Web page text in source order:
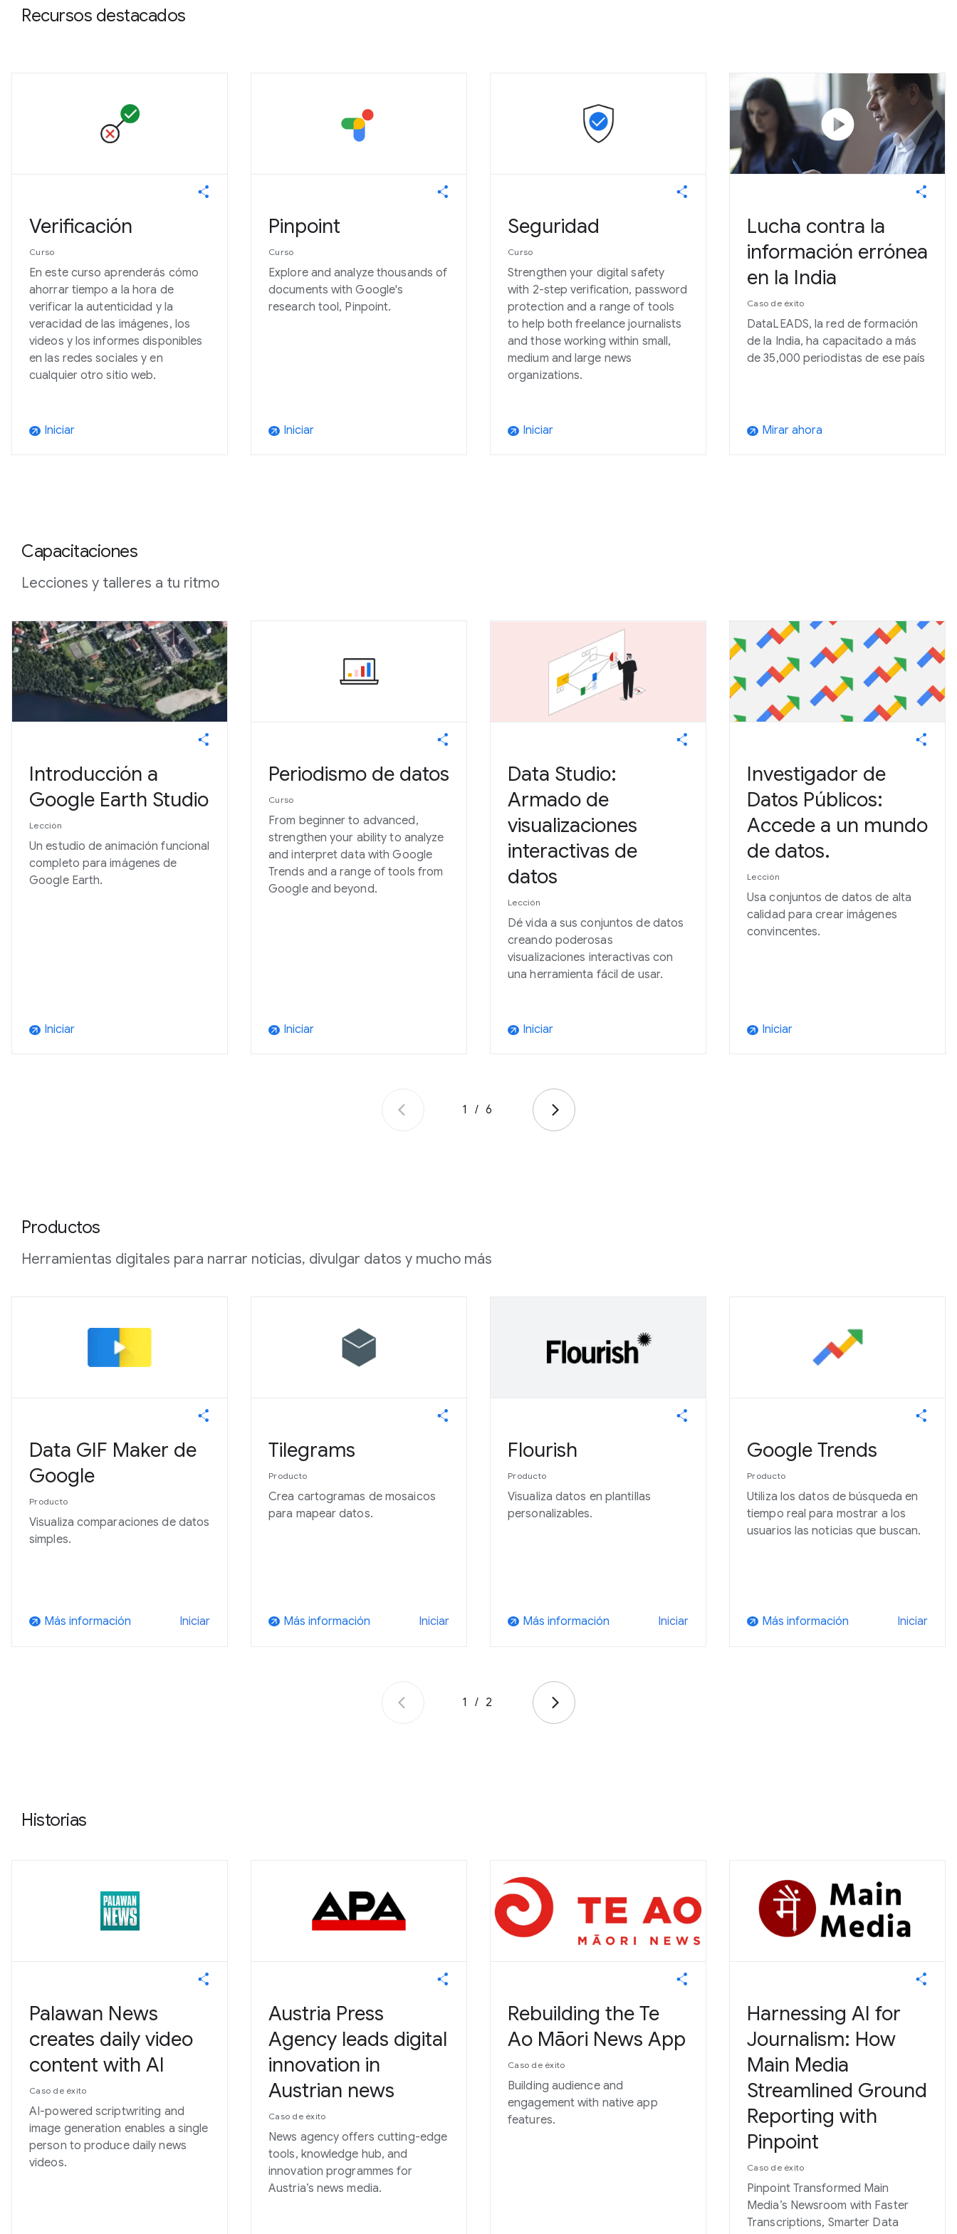
Recursos destacados
Verificación
Curso
En este curso aprenderás cómo
ahorrar tiempo a la hora de
verificar la autenticidad y la
veracidad de las imágenes, los
videos y los informes disponibles
en las redes sociales y en
cualquier otro sitio web.
arrow_outward Iniciar
Pinpoint
Curso
Explore and analyze thousands of
documents with Google's
research tool, Pinpoint.
arrow_outward Iniciar
Seguridad
Curso
Strengthen your digital safety
with 2-step verification, password
protection and a range of tools
to help both freelance journalists
and those working within small,
medium and large news
organizations.
arrow_outward Iniciar
play_circle
Lucha contra la
información errónea
en la India
Caso de éxito
DataLEADS, la red de formación
de la India, ha capacitado a más
de 35,000 periodistas de ese país
arrow_outward Mirar ahora
Capacitaciones
Lecciones y talleres a tu ritmo
Introducción a
Google Earth Studio
Lección
Un estudio de animación funcional
completo para imágenes de
Google Earth.
arrow_outward Iniciar
Periodismo de datos
Curso
From beginner to advanced,
strengthen your ability to analyze
and interpret data with Google
Trends and a range of tools from
Google and beyond.
arrow_outward Iniciar
Data Studio:
Armado de
visualizaciones
interactivas de
datos
Lección
Dé vida a sus conjuntos de datos
creando poderosas
visualizaciones interactivas con
una herramienta fácil de usar.
arrow_outward Iniciar
Investigador de
Datos Públicos:
Accede a un mundo
de datos.
Lección
Usa conjuntos de datos de alta
calidad para crear imágenes
convincentes.
arrow_outward Iniciar
1 /6
Productos
Herramientas digitales para narrar noticias, divulgar datos y mucho más
Data GIF Maker de
Google
Producto
Visualiza comparaciones de datos
simples.
arrow_outward Más información Iniciar
Tilegrams
Producto
Crea cartogramas de mosaicos
para mapear datos.
arrow_outward Más información Iniciar
Flourish
Producto
Visualiza datos en plantillas
personalizables.
arrow_outward Más información Iniciar
Google Trends
Producto
Utiliza los datos de búsqueda en
tiempo real para mostrar a los
usuarios las noticias que buscan.
arrow_outward Más información Iniciar
1 / 2
Historias
Palawan News
creates daily video
content with AI
Caso de éxito
AI-powered scriptwriting and
image generation enables a single
person to produce daily news
videos.
Austria Press
Agency leads digital
innovation in
Austrian news
Caso de éxito
News agency offers cutting-edge
tools, knowledge hub, and
innovation programmes for
Austria’s news media.
Rebuilding the Te
Ao Māori News App
Caso de éxito
Building audience and
engagement with native app
features.
Harnessing AI for
Journalism: How
Main Media
Streamlined Ground
Reporting with
Pinpoint
Caso de éxito
Pinpoint Transformed Main
Media’s Newsroom with Faster
Transcriptions, Smarter Data